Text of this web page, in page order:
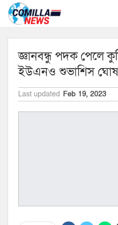
জ্ঞানবন্ধু পদক পেলে
ইউএনও শুভাশিস ঘোষ
Last updated Feb 19, 2023